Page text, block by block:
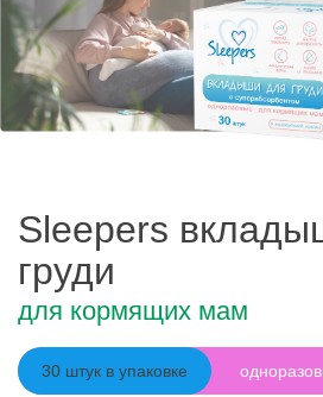
Sleepers
груди
для кормящих мам
30 штук в упаковке